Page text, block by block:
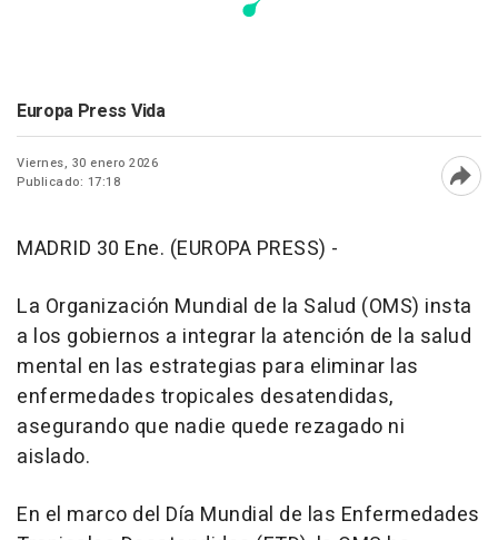
Europa Press Vida
Viernes, 30 enero 2026
Publicado: 17:18
MADRID 30 Ene. (EUROPA PRESS) -
La Organización Mundial de la Salud (OMS) insta
a los gobiernos a integrar la atención de la salud
mental en las estrategias para eliminar las
enfermedades tropicales desatendidas,
asegurando que nadie quede rezagado ni
aislado.
En el marco del Día Mundial de las Enfermedades